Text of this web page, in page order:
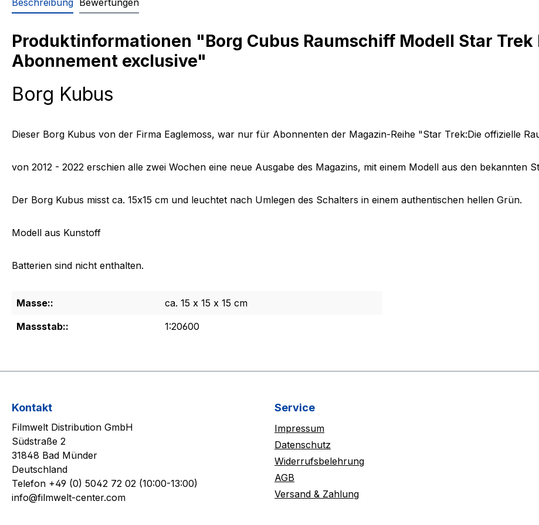
Beschreibung Bewertungen
Produktinformationen "Borg Cubus Raumschiff Modell Star Trek
Abonnement exclusive"
Borg Kubus
Dieser Borg Kubus von der Firma Eaglemoss, war nur für Abonnenten der Magazin-Reihe "Star Trek:Die offizielle
von 2012 - 2022 erschien alle zwei Wochen eine neue Ausgabe des Magazins, mit einem Modell aus den bekannten
Der Borg Kubus misst ca. 15x15 cm und leuchtet nach Umlegen des Schalters in einem authentischen hellen Grün.
Modell aus Kunstoff
Batterien sind nicht enthalten.
Masse::
ca. 15 x 15 x 15 cm
Massstab::
1:20600
Kontakt
Filmwelt Distribution GmbH
Südstraße 2
31848 Bad Münder
Deutschland
Telefon +49 (0) 5042 72 02 (10:00-13:00)
info@filmwelt-center.com
Service
Impressum
Datenschutz
Widerrufsbelehrung
AGB
Versand & Zahlung